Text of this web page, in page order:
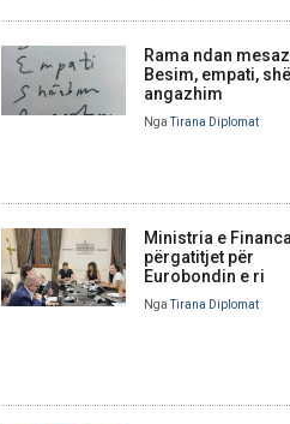
Rama ndan
Besim, empati,
angazhim
NgaTirana Diplomat
Ministria e
përgatitjet për
Eurobondin e ri
NgaTirana Diplomat